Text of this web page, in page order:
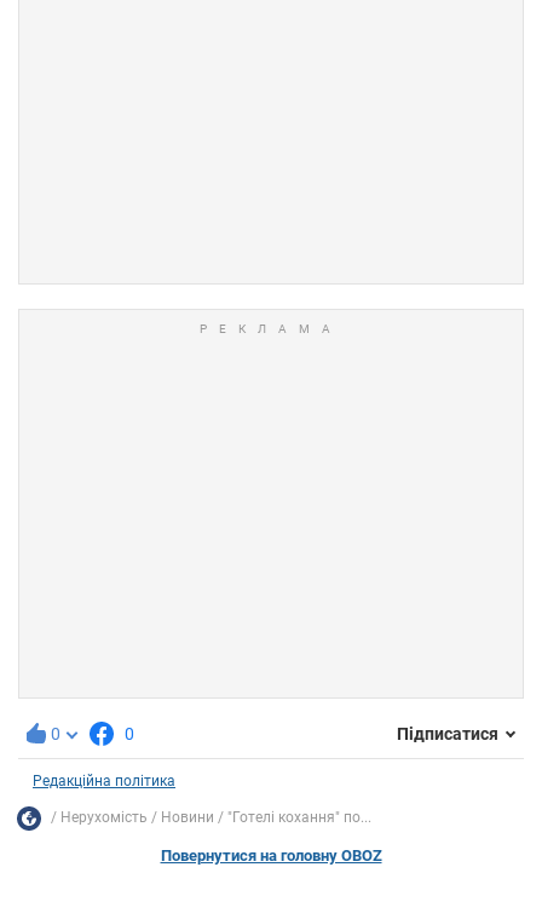
0 0 Підписатися
Редакційна політика
Нерухомість Новини "Готелі кохання" по...
Повернутися на головну OBOZ